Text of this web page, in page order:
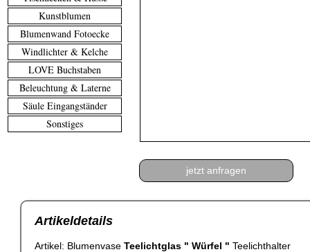
Kunstblumen
Blumenwand Fotoecke
Windlichter & Kelche
LOVE Buchstaben
Beleuchtung & Laterne
Säule Eingangständer
Sonstiges
jetzt anfragen
Artikeldetails
Artikel: Blumenvase Teelichtglas " Würfel " Teelichthalter